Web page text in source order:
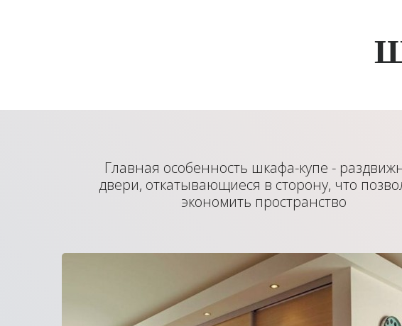
Главная особенность шкафа-купе -
двери, откатывающиеся в сторону, что
экономить пространство